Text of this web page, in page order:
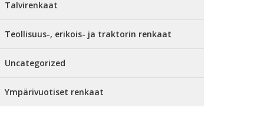
Talvirenkaat
Teollisuus-, erikois- ja traktorin renkaat
Uncategorized
Ympärivuotiset renkaat